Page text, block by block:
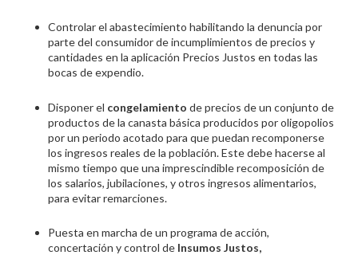
Controlar el abastecimiento habilitando la denuncia por
parte del consumidor de incumplimientos de precios y
cantidades en la aplicación Precios Justos en todas las
bocas de expendio.
Disponer el congelamiento de precios de un conjunto de
productos de la canasta básica producidos por oligopolios
por un periodo acotado para que puedan recomponerse
los ingresos reales de la población. Este debe hacerse al
mismo tiempo que una imprescindible recomposición de
los salarios, jubilaciones, y otros ingresos alimentarios,
para evitar remarciones.
Puesta en marcha de un programa de acción,
concertación y control de Insumos Justos,